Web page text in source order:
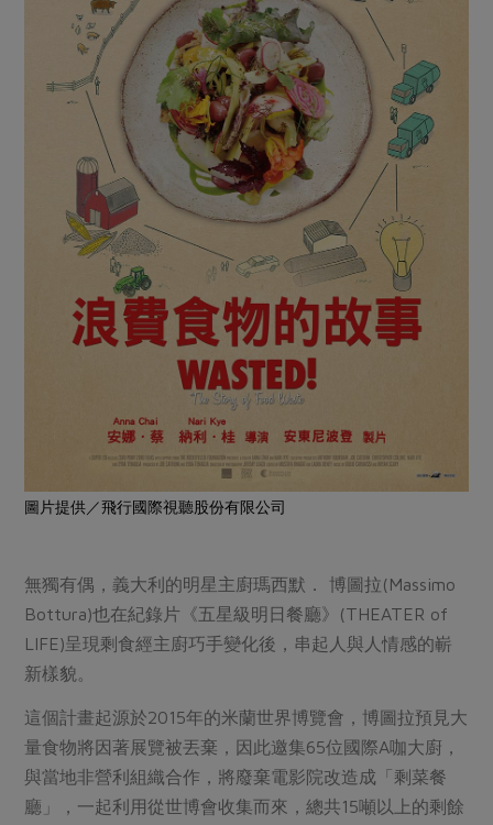
樂齡友善
社務會議 地區活動
活動報下載
圖片提供／飛行國際視聽股份有限公司
無獨有偶，義大利的明星主廚瑪西默． 博圖拉(Massimo
Bottura)也在紀錄片《五星級明日餐廳》(THEATER of
LIFE)呈現剩食經主廚巧手變化後，串起人與人情感的嶄
新樣貌。
這個計畫起源於2015年的米蘭世界博覽會，博圖拉預見大
量食物將因著展覽被丟棄，因此邀集65位國際A咖大廚，
與當地非營利組織合作，將廢棄電影院改造成「剩菜餐
廳」，一起利用從世博會收集而來，總共15噸以上的剩餘